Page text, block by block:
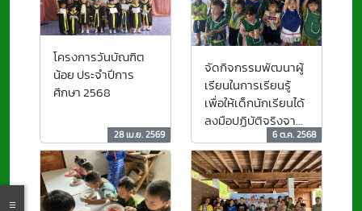
โครงการวันบัณฑิต
น้อย ประจำปีการ
ศึกษา 2568
28 เม.ย. 2569
จัดกิจกรรมพัฒนาผู้
เรียนในการเรียนรู้
เพื่อให้เด็กนักเรียนได้
ลงมือปฏิบัติจริงจาก
การทำขนม และเพื่อ
ได้ทำกิจกรรมที่ส่ง
เสริมพัฒนสการครบ
ทั้ง 4 ด้าน
6 ต.ค. 2568